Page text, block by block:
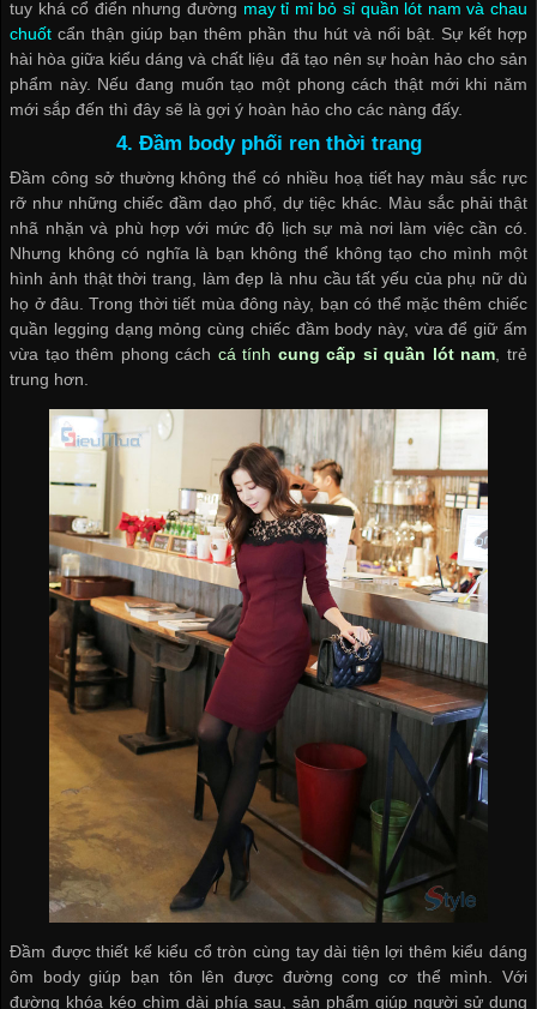
tuy khá cổ điển nhưng đường may tỉ mỉ bỏ sỉ quần lót nam và chau
chuốtcẩn thận giúp bạn thêm phần thu hút và nổi bật. Sự kết hợp
hài hòa giữa kiểu dáng và chất liệu đã tạo nên sự hoàn hảo cho sản
phẩm này. Nếu đang muốn tạo một phong cách thật mới khi năm
mới sắp đến thì đây sẽ là gợi ý hoàn hảo cho các nàng đấy.
4. Đầm body phối ren thời trang
Đầm công sở thường không thể có nhiều hoạ tiết hay màu sắc rực
rỡ như những chiếc đầm dạo phố, dự tiệc khác. Màu sắc phải thật
nhã nhặn và phù hợp với mức độ lịch sự mà nơi làm việc cần có.
Nhưng không có nghĩa là bạn không thể không tạo cho mình một
hình ảnh thật thời trang, làm đẹp là nhu cầu tất yếu của phụ nữ dù
họ ở đâu. Trong thời tiết mùa đông này, bạn có thể mặc thêm chiếc
quần legging dạng mỏng cùng chiếc đầm body này, vừa để giữ ấm
vừa tạo thêm phong cách cá tính cung cấp sỉ quần lót nam , trẻ
trung hơn.
Đầm được thiết kế kiểu cổ tròn cùng tay dài tiện lợi thêm kiểu dáng
ôm body giúp bạn tôn lên được đường cong cơ thể mình. Với
đường khóa kéo chìm dài phía sau, sản phẩm giúp người sử dụng